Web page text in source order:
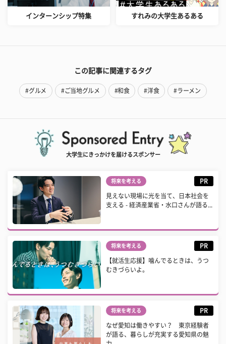
インターンシップ特集 すれみの大学生あるある
この記事に関連するタグ
#グルメ #ご当地グルメ #和食 #洋食 #ラーメン
大学生にきっかけを届けるスポンサー
将来を考える PR
見えない現場に光を当て、日本社会を
支える - 経済産業省・水口さんが語る...
将来を考える PR
【就活生応援】噛んでるときは、うつ
むきづらいよ。
将来を考える PR
なぜ愛知は働きやすい？ 東京経験者
が語る、暮らしが充実する愛知県の魅